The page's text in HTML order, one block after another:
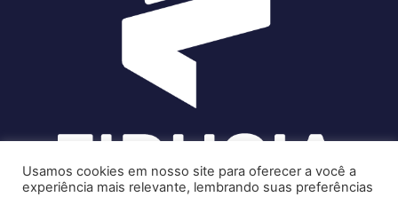
Usamos cookies em nosso site para oferecer a você a
experiência mais relevante, lembrando suas preferências